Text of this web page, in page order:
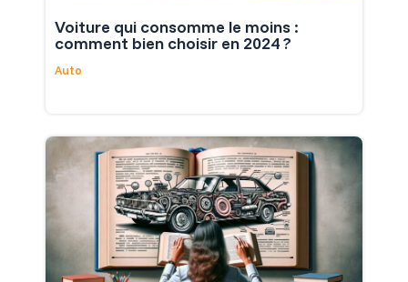
Voiture qui consomme le moins :
comment bien choisir en 2024 ?
Auto